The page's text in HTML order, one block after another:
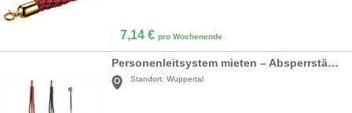
7,14 € pro Wochenende
Personenleitsystem mieten – Absperrständer: Edelstahl (Gurt) oder Gold (VIP-Kordel)
Standort: Wuppertal